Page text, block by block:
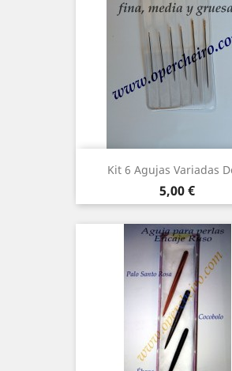
Kit 6 Agujas Variadas
Precio
5,00 €